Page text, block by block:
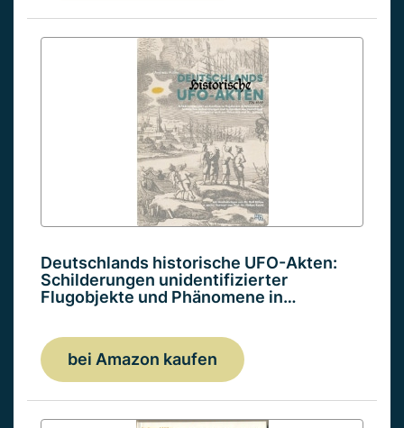
Deutschlands historische UFO-Akten:
Schilderungen unidentifizierter
Flugobjekte und Phänomene in…
bei Amazon kaufen